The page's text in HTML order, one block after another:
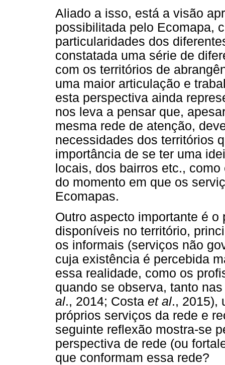
Aliado a isso, está a visão
possibilitada pelo Ecomapa,
particularidades dos
constatada uma série de
com os territórios de
uma maior articulação e
esta perspectiva ainda
nos leva a pensar que,
mesma rede de atenção,
necessidades dos territórios
importância de se ter uma
locais, dos bairros etc.,
do momento em que os
Ecomapas.
Outro aspecto importante é
disponíveis no território,
os informais (serviços não
cuja existência é percebida
essa realidade, como os
quando se observa, tanto
al., 2014; Costa et al., 2015),
próprios serviços da rede e
seguinte reflexão mostra-se
perspectiva de rede (ou
que conformam essa rede?